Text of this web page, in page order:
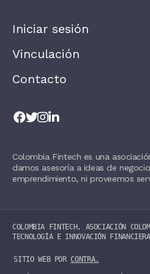
V
H
S
L
A
N
K
Iniciar sesión
Vinculación
Contacto
Colombia Fintech es una
damos asesoría a ideas de
emprendimiento, ni proveemos
COLOMBIA FINTECH, ASOCIACIÓN
TECNOLOGÍA E INNOVACIÓN
SITIO WEB POR CONTRA.